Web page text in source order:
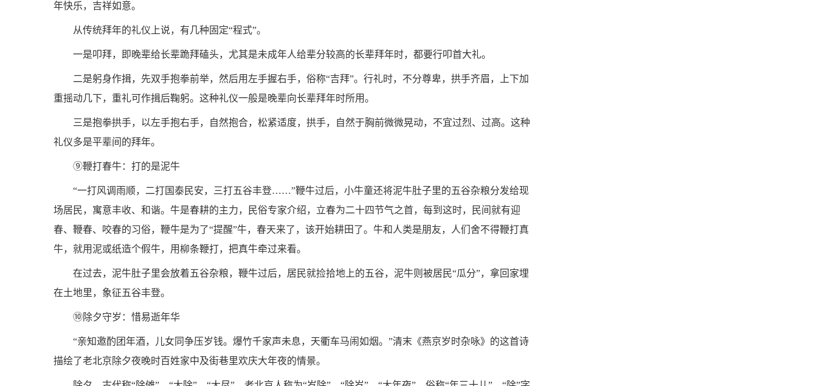
年快乐，吉祥如意。
从传统拜年的礼仪上说，有几种固定“程式”。
一是叩拜，即晚辈给长辈跪拜磕头，尤其是未成年人给辈分较高的长辈拜年时，都要行叩首大礼。
二是躬身作揖，先双手抱拳前举，然后用左手握右手，俗称“吉拜”。行礼时，不分尊卑，拱手齐眉，上下加
重摇动几下，重礼可作揖后鞠躬。这种礼仪一般是晚辈向长辈拜年时所用。
三是抱拳拱手，以左手抱右手，自然抱合，松紧适度，拱手，自然于胸前微微晃动，不宜过烈、过高。这种
礼仪多是平辈间的拜年。
⑨鞭打春牛：打的是泥牛
“一打风调雨顺，二打国泰民安，三打五谷丰登……”鞭牛过后，小牛童还将泥牛肚子里的五谷杂粮分发给现
场居民，寓意丰收、和谐。牛是春耕的主力，民俗专家介绍，立春为二十四节气之首，每到这时，民间就有迎
春、鞭春、咬春的习俗，鞭牛是为了“提醒”牛，春天来了，该开始耕田了。牛和人类是朋友，人们舍不得鞭打真
牛，就用泥或纸造个假牛，用柳条鞭打，把真牛牵过来看。
在过去，泥牛肚子里会放着五谷杂粮，鞭牛过后，居民就捡拾地上的五谷，泥牛则被居民“瓜分”，拿回家埋
在土地里，象征五谷丰登。
⑩除夕守岁：惜易逝年华
“亲知邀酌团年酒，儿女同争压岁钱。爆竹千家声未息，天衢车马闹如烟。”清末《燕京岁时杂咏》的这首诗
描绘了老北京除夕夜晚时百姓家中及街巷里欢庆大年夜的情景。